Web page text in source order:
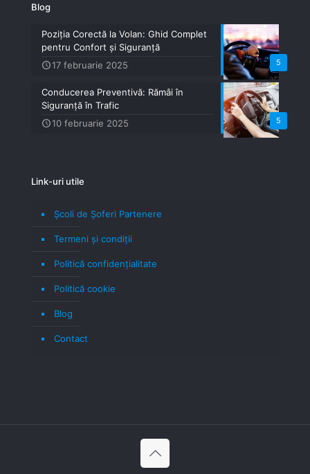
Blog
5
Poziția Corectă la Volan: Ghid Complet
pentru Confort și Siguranță
17 februarie 2025
5
Conducerea Preventivă: Rămâi în
Siguranță în Trafic
10 februarie 2025
Link-uri utile
Școli de Șoferi Partenere
Termeni şi condiţii
Politică confidenţialitate
Politică cookie
Blog
Contact